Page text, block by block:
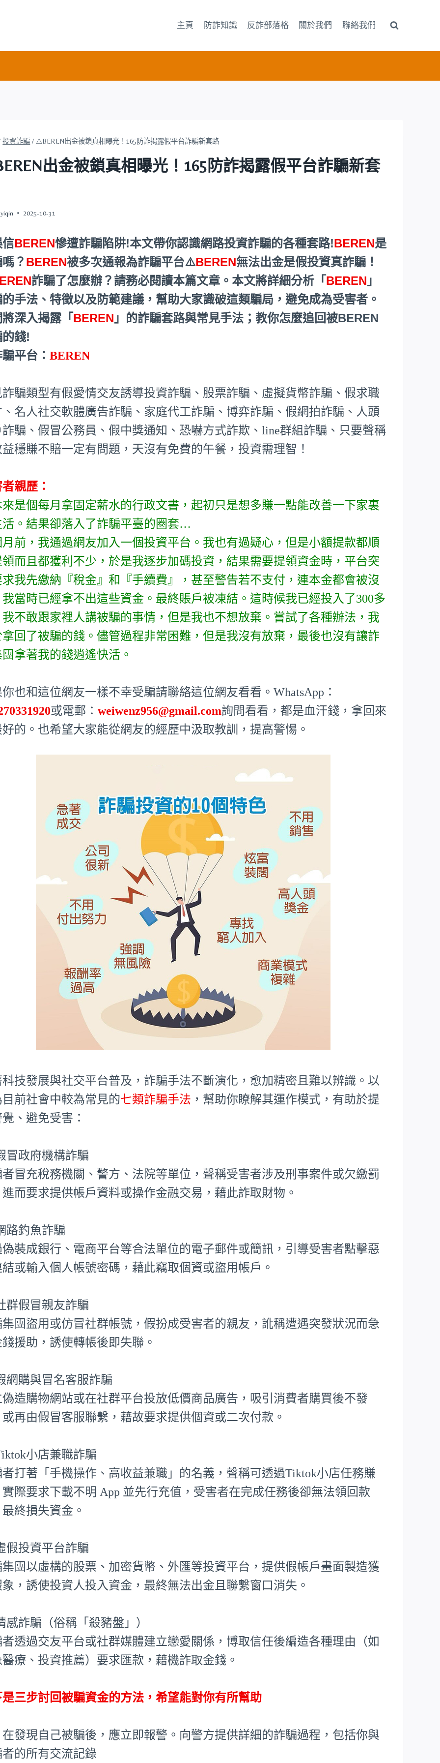
主頁 防詐知識 反詐部落格 關於我們 聯絡我們
投資詐騙 / ⚠️BEREN出金被鎖真相曝光！165防詐揭露假平台詐騙新套路
出金被鎖真相曝光！165防詐揭露假平台詐騙新套
2025-10-31
信BEREN慘遭詐騙陷阱!本文帶你認識網路投資詐騙的各種套路!BEREN是
？ BEREN被多次通報為詐騙平台⚠️BEREN無法出金是假投資真詐騙！
詐騙了怎麼辦？請務必閱讀本篇文章。本文將詳細分析「 BEREN 」
手法、特徵以及防範建議，幫助大家識破這類騙局，避免成為受害者。
深入揭露「 BEREN 」的詐騙套路與常見手法；教你怎麼追回被BEREN
錢!
平台：BEREN
騙類型有假愛情交友誘導投資詐騙、股票詐騙、虛擬貨幣詐騙、假求職
名人社交軟體廣告詐騙、家庭代工詐騙、博弈詐騙、假網拍詐騙、人頭
騙、假冒公務員、假中獎通知、恐嚇方式詐欺、line群組詐騙、只要聲稱
穩賺不賠一定有問題，天沒有免費的午餐，投資需理智！
親歷：
是個每月拿固定薪水的行政文書，起初只是想多賺一點能改善一下家裏
活。結果卻落入了詐騙平臺的圈套…
前，我通過網友加入一個投資平台。我也有過疑心，但是小額提款都順
而且都獲利不少，於是我逐步加碼投資，結果需要提領資金時，平台突
我先繳納『稅金』和『手續費』，甚至警告若不支付，連本金都會被沒
當時已經拿不出這些資金。最終賬戶被凍結。這時候我已經投入了300多
不敢跟家裡人講被騙的事情，但是我也不想放棄。嘗試了各種辦法，我
回了被騙的錢。儘管過程非常困難，但是我沒有放棄，最後也沒有讓詐
拿著我的錢逍遙快活。
也和這位網友一樣不幸受騙請聯絡這位網友看看。WhatsApp：
或電郵：weiwenz956@gmail.com詢問看看，都是血汗錢，拿回來
的。也希望大家能從網友的經歷中汲取教訓，提高警惕。
技發展與社交平台普及，詐騙手法不斷演化，愈加精密且難以辨識。以
前社會中較為常見的七類詐騙手法 ，幫助你瞭解其運作模式，有助於提
、避免受害：
冒政府機構詐騙
冒充稅務機關、警方、法院等單位，聲稱受害者涉及刑事案件或欠繳罰
而要求提供帳戶資料或操作金融交易，藉此詐取財物。
路釣魚詐騙
裝成銀行、電商平台等合法單位的電子郵件或簡訊，引導受害者點擊惡
或輸入個人帳號密碼，藉此竊取個資或盜用帳戶。
群假冒親友詐騙
團盜用或仿冒社群帳號，假扮成受害者的親友，訛稱遭遇突發狀況而急
援助，誘使轉帳後即失聯。
網購與冒名客服詐騙
造購物網站或在社群平台投放低價商品廣告，吸引消費者購買後不發
再由假冒客服聯繫，藉故要求提供個資或二次付款。
小店兼職詐騙
打著「手機操作、高收益兼職」的名義，聲稱可透過Tiktok小店任務賺
際要求下載不明 App 並先行充值，受害者在完成任務後卻無法領回款
終損失資金。
假投資平台詐騙
團以虛構的股票、加密貨幣、外匯等投資平台，提供假帳戶畫面製造獲
，誘使投資人投入資金，最終無法出金且聯繫窗口消失。
感詐騙（俗稱「殺豬盤」）
透過交友平台或社群媒體建立戀愛關係，博取信任後編造各種理由（如
療、投資推薦）要求匯款，藉機詐取金錢。
三步討回被騙資金的方法，希望能對你有所幫助
發現自己被騙後，應立即報警。向警方提供詳細的詐騙過程，包括你與
的所有交流記錄